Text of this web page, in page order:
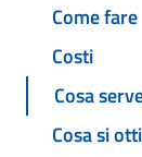
Come fare
Costi
Cosa
Cosa si